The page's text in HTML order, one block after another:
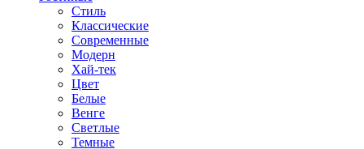
Стиль
Классические
Современные
Модерн
Хай-тек
Цвет
Белые
Венге
Светлые
Темные